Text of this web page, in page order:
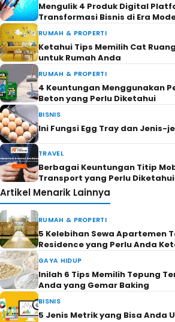
Mengulik 4 Produk Digital
Transformasi Bisnis di Era
RUMAH & PROPERTI
Ketahui Tips Memilih Cat
untuk Rumah Anda
RUMAH & PROPERTI
4 Keuntungan Menggunakan
Beton yang Perlu Diketahui
BISNIS
Ini Fungsi Egg Tray dan Jenis-
TRAVEL
Berbagai Keuntungan Titip
Transport yang Perlu Diketahui
Artikel Menarik Lainnya
RUMAH & PROPERTI
5 Kelebihan Sewa Apartemen
Residence yang Perlu Anda
GAYA HIDUP
Inilah 6 Tips Memilih Tepung
Anda yang Gemar Baking
BISNIS
5 Jenis Metrik yang Bisa Anda